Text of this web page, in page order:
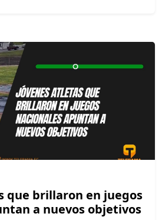
que brillaron en juegos
a nuevos objetivos